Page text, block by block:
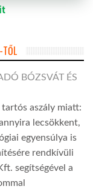
BÓZSVÁT ÉS
aszály miatt:
lecsökkent,
egyensúlya is
rendkívüli
segítségével a